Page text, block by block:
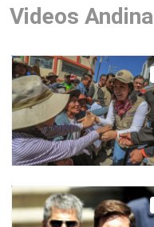
Videos Andina